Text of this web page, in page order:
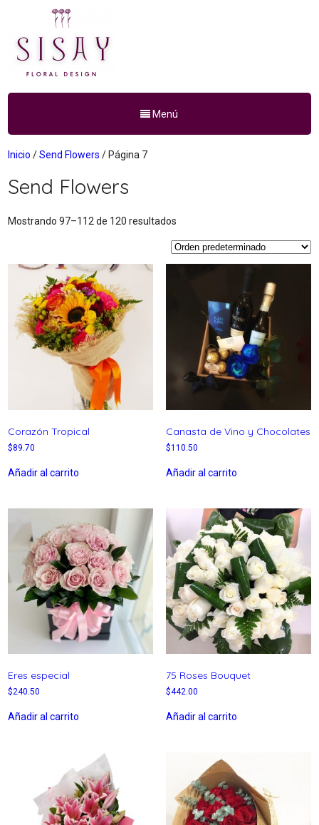
Menú
Inicio /Send Flowers / Página 7
Send Flowers
Mostrando 97–112 de 120 resultados
Corazón Tropical
$89.70
Añadir al carrito
Canasta de Vino y Chocolates
$110.50
Añadir al carrito
Eres especial
$240.50
Añadir al carrito
75 Roses Bouquet
$442.00
Añadir al carrito